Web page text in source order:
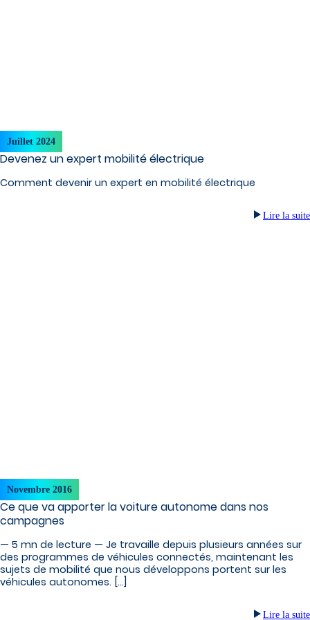
Juillet 2024
Devenez un expert mobilité électrique
Comment devenir un expert en mobilité électrique
Lire la suite
Novembre 2016
Ce que va apporter la voiture autonome dans nos
campagnes
— 5 mn de lecture — Je travaille depuis plusieurs années sur
des programmes de véhicules connectés, maintenant les
sujets de mobilité que nous développons portent sur les
véhicules autonomes. […]
Lire la suite